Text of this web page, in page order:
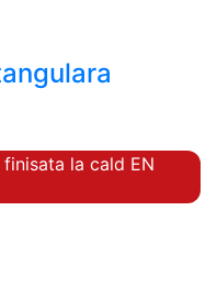
la cald EN